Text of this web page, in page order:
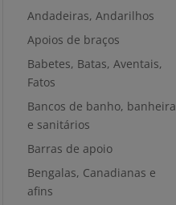
Andadeiras, Andarilhos
Apoios de braços
Babetes, Batas, Aventais,
Fatos
Bancos de banho, banheira
e sanitários
Barras de apoio
Bengalas, Canadianas e
afins